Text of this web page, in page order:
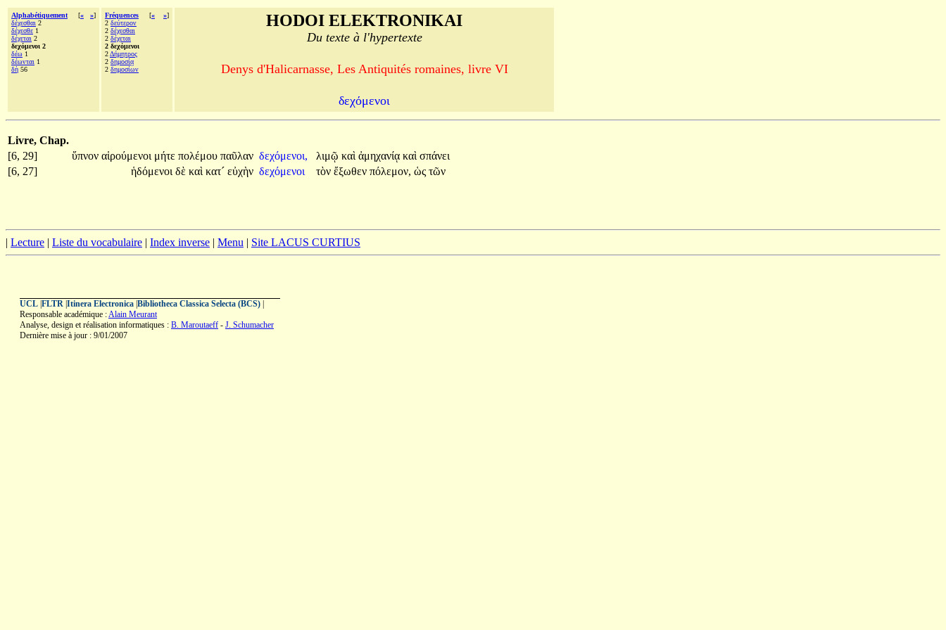
Alphabétiquement [« »]
δέχεσθαι 2
δέχεσθε 1
δέχεται 2
δεχόμενοι 2
δέω 1
δέωνται 1
δὴ 56
Fréquences [« »]
2 δεύτερον
2 δέχεσθαι
2 δέχεται
2 δεχόμενοι
2Δήμητρος
2 δημοσίᾳ
2 δημοσίων
HODOI ELEKTRONIKAI
Du texte à l'hypertexte
Denys d'Halicarnasse, Les Antiquités romaines, livre VI
δεχόμενοι
Livre, Chap.
[6, 29]
ὕπνον αἱρούμενοι μήτε πολέμου παῦλαν δεχόμενοι, λιμῷ καὶ ἀμηχανίᾳ καὶ σπάνει
[6, 27]
ἡδόμενοι δὲ καὶ κατ´ εὐχὴν δεχόμενοι τὸν ἔξωθεν πόλεμον, ὡς τῶν
| Lecture | Liste du vocabulaire | Index inverse | Menu | Site LACUS CURTIUS
UCL FLTR Itinera Electronica Bibliotheca Classica Selecta (BCS)
Responsable académique :Alain Meurant
Analyse, design et réalisation informatiques : B. Maroutaeff - J. Schumacher
Dernière mise à jour : 9/01/2007